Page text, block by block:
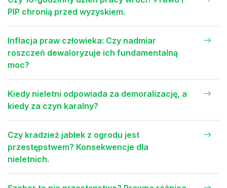
PIP chronią przed wyzyskiem.
Inflacja praw człowieka: Czy nadmiar
roszczeń dewaloryzuje ich fundamentalną
moc?
Kiedy nieletni odpowiada za demoralizację, a
kiedy za czyn karalny?
Czy kradzież jabłek z ogrodu jest
przestępstwem? Konsekwencje dla
nieletnich.